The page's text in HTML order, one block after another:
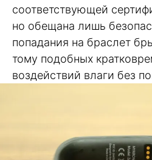
соответствующей
но обещана лишь
попадания на браслет
тому подобных
воздействий влаги без